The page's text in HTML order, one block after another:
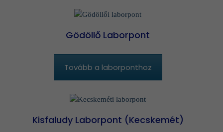
Gödöllő Laborpont
Tovább a laborponthoz
Kisfaludy Laborpont (Kecskemét)